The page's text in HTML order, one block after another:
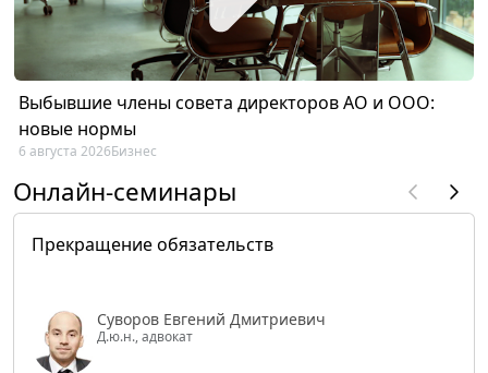
Выбывшие члены совета директоров АО и ООО:
новые нормы
6 августа 2026Бизнес
Онлайн-семинары
Прекращение обязательств
Суворов Евгений Дмитриевич
Д.ю.н., адвокат